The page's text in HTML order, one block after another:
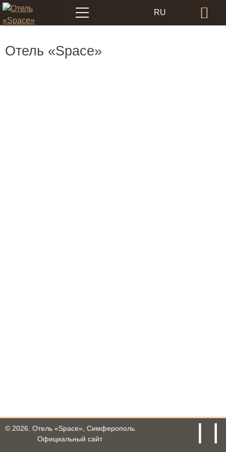
Меню RU
Отель «Space»
© 2026. Отель «Space», Симферополь
Официальный сайт